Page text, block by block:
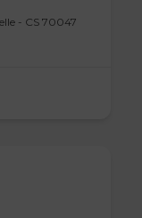
- CS 70047